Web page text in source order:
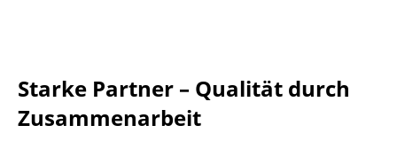
Starke Partner – Qualität durch
Zusammenarbeit